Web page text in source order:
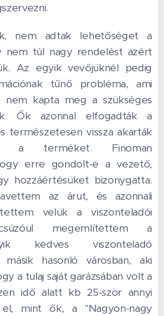
nem adtak lehetőséget a
nem túl nagy rendelést azért
Az egyik vevőjüknél pedig
tűnő probléma, ami
kapta meg a szükséges
Ők azonnal elfogadták a
természetesen vissza akarták
a terméket. Finoman
erre gondolt-e a vezető,
hozzáértésüket bizonygatta.
az árut, és azonnali
velük a viszonteladói
megemlítettem a
kedves viszonteladó
hasonló városban, aki
a tulaj saját garázsában volt a
idő alatt kb 25-ször annyi
mint ők, a "Nagyon-nagy